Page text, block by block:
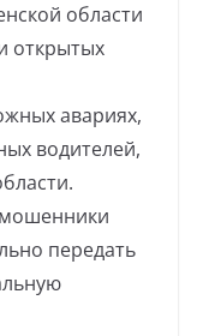
области
открытых
авариях,
водителей,
передать